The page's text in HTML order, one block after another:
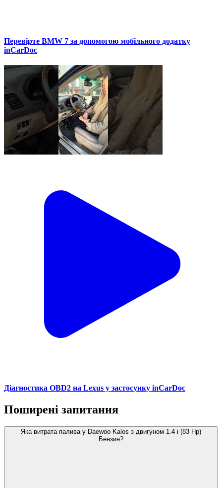
Перевірте BMW 7 за допомогою мобільного додатку
inCarDoc
Діагностика OBD2 на Lexus у застосунку inCarDoc
Поширені запитання
Яка витрата палива у Daewoo Kalos з двигуном 1.4 i (83 Hp)
Бензин?